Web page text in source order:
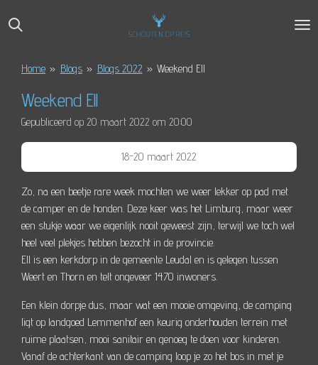
direct
Home » Blogs » Blogs 2022 » Weekend Ell
Weekend Ell
Gepubliceerd op 20 maart 2022 om 20:00
18-20 maart 2022
Zo, na een beetje rare week mochten we weer lekker op pad met
de camper en de honden. Deze keer was het Limburg, maar weer
een stukje waar we eigenlijk nooit geweest zijn, terwijl we toch wel
heel veel plekjes hebben bezocht in de provincie.
Ell is een kerkdorp in de gemeente Leudal en is gelegen tussen
Weert en Thorn en telt ongeveer 1470 inwoners.
Een klein dorpje dus, maar wat een mooie omgeving, de camping
ligt op landgoed Lemmenhof een keurig onderhouden terrein met
ruime plaatsen, mooi sanitair en genoeg te doen voor kinderen.
Vanaf de achterkant van de camping loop je zo het bos in met je